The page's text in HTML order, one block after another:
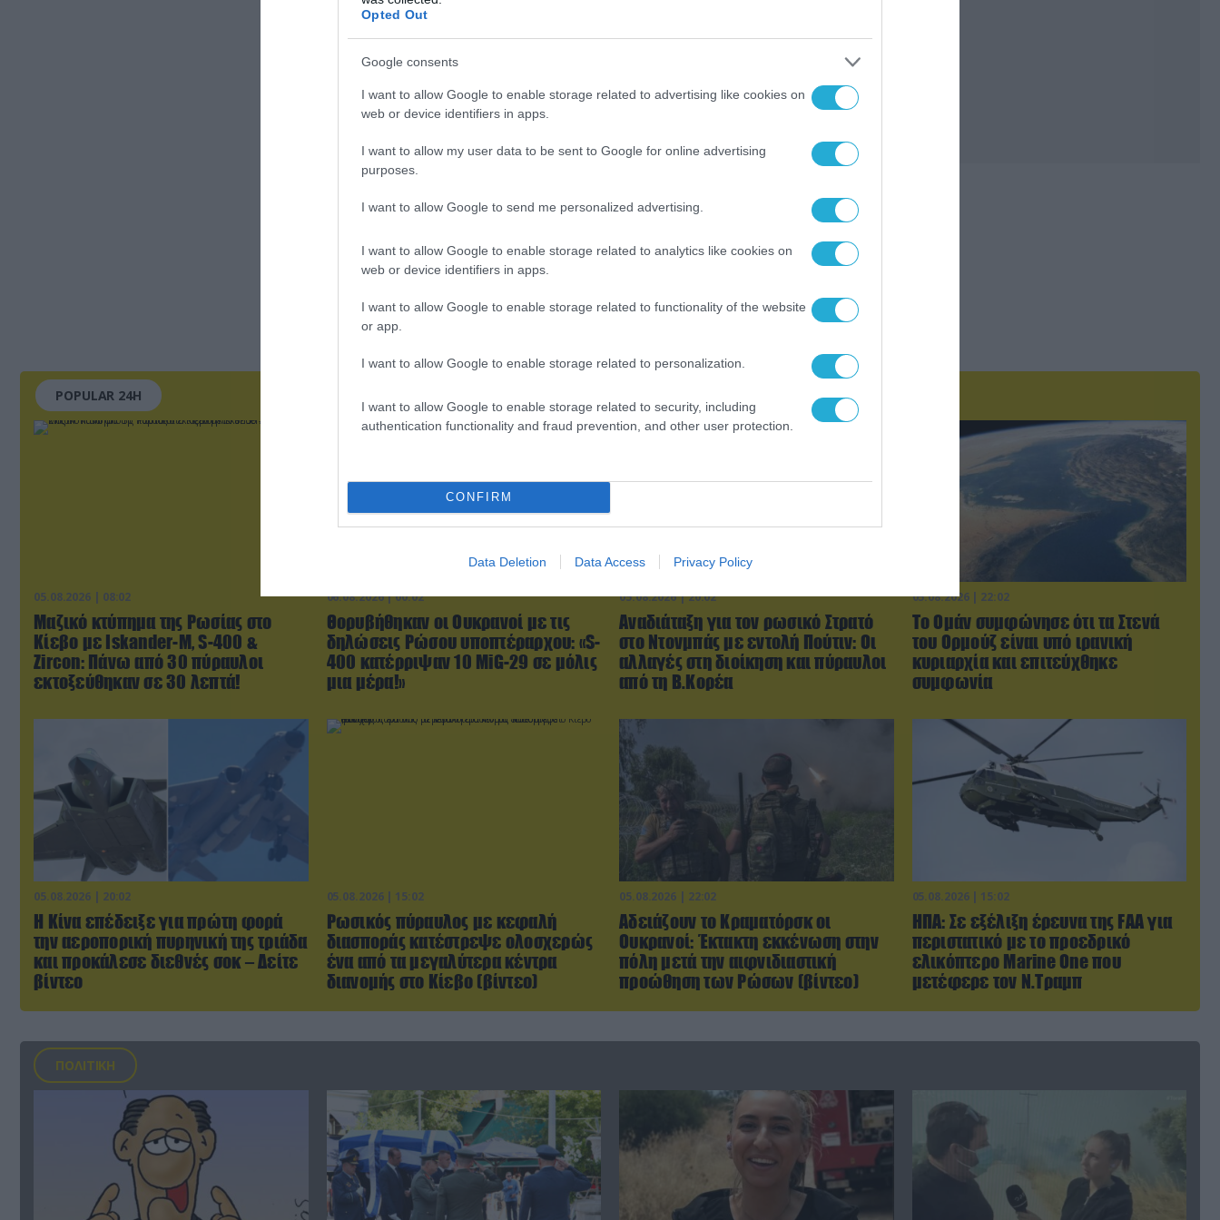
Opted Out
Google consents
I want to allow Google to enable storage related to advertising like cookies on
web or device identifiers in apps.
I want to allow my user data to be sent to Google for online advertising
purposes.
I want to allow Google to send me personalized advertising.
I want to allow Google to enable storage related to analytics like cookies on
web or device identifiers in apps.
I want to allow Google to enable storage related to functionality of the website
or app.
I want to allow Google to enable storage related to personalization.
I want to allow Google to enable storage related to security, including
authentication functionality and fraud prevention, and other user protection.
CONFIRM
Data Deletion Data Access Privacy Policy
POPULAR 24H
05.08.2026 | 08:02
Μαζικό κτύπημα της Ρωσίας στο
Κίεβο με Iskander-Μ, S-400 &
Zircon: Πάνω από 30 πύραυλοι
εκτοξεύθηκαν σε 30 λεπτά!
06.08.2026 | 00:02
Θορυβήθηκαν οι Ουκρανοί με τις
δηλώσεις Ρώσου υποπτέραρχου: «S-
400 κατέρριψαν 10 MiG-29 σε μόλις
μια μέρα!»
05.08.2026 | 20:02
Αναδιάταξη για τον ρωσικό Στρατό
στο Ντονμπάς με εντολή Πούτιν: Οι
αλλαγές στη διοίκηση και πύραυλοι
από τη Β.Κορέα
05.08.2026 | 22:02
Το Ομάν συμφώνησε ότι τα Στενά
του Ορμούζ είναι υπό ιρανική
κυριαρχία και επιτεύχθηκε
συμφωνία
05.08.2026 | 20:02
Η Κίνα επέδειξε για πρώτη φορά
την αεροπορική πυρηνική της τριάδα
και προκάλεσε διεθνές σοκ – Δείτε
βίντεο
05.08.2026 | 15:02
Ρωσικός πύραυλος με κεφαλή
διασποράς κατέστρεψε ολοσχερώς
ένα από τα μεγαλύτερα κέντρα
διανομής στο Κίεβο (βίντεο)
05.08.2026 | 22:02
Αδειάζουν το Κραματόρσκ οι
Ουκρανοί: Έκτακτη εκκένωση στην
πόλη μετά την αιφνιδιαστική
προώθηση των Ρώσων (βίντεο)
05.08.2026 | 15:02
ΗΠΑ: Σε εξέλιξη έρευνα της FAA για
περιστατικό με το προεδρικό
ελικόπτερο Marine One που
μετέφερε τον Ν.Τραμπ
ΠΟΛΙΤΙΚΗ